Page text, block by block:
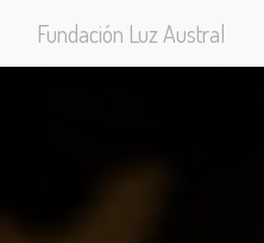
Fundación Luz Austral